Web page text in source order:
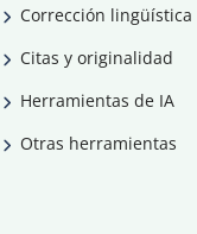
Corrección lingüística
Citas y originalidad
Herramientas de IA
Otras herramientas